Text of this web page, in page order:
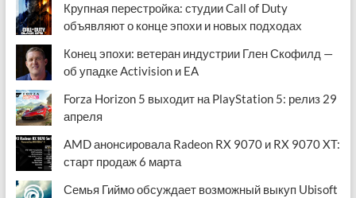
Крупная перестройка: студии Call of Duty
объявляют о конце эпохи и новых подходах
Конец эпохи: ветеран индустрии Глен Скофилд —
об упадке Activision и EA
Forza Horizon 5 выходит на PlayStation 5: релиз 29
апреля
AMD анонсировала Radeon RX 9070 и RX 9070 XT:
старт продаж 6 марта
Семья Гиймо обсуждает возможный выкуп Ubisoft